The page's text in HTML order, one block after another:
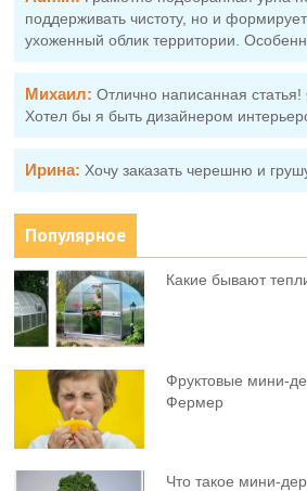
поддерживать чистоту, но и формирует
ухоженный облик территории.
Михаил: Отлично написанная
Хотел бы я быть дизайнером
Ирина: Хочу заказать черешню и
Популярное
Какие бывают
Фруктовыe мини-
Фермер
Что такое мини-